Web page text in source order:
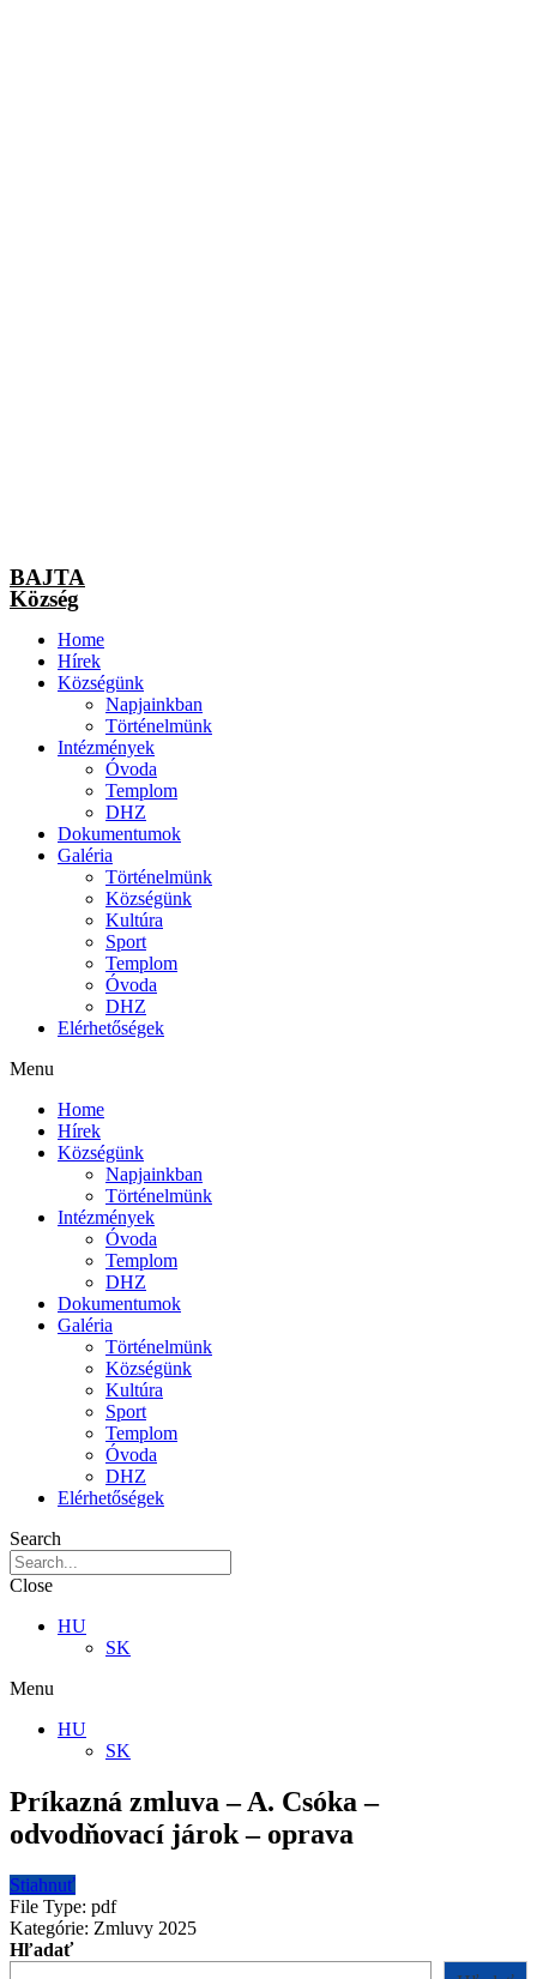
BAJTA
Község
Home
Hírek
Községünk
Napjainkban
Történelmünk
Intézmények
Óvoda
Templom
DHZ
Dokumentumok
Galéria
Történelmünk
Községünk
Kultúra
Sport
Templom
Óvoda
DHZ
Elérhetőségek
Menu
Home
Hírek
Községünk
Napjainkban
Történelmünk
Intézmények
Óvoda
Templom
DHZ
Dokumentumok
Galéria
Történelmünk
Községünk
Kultúra
Sport
Templom
Óvoda
DHZ
Elérhetőségek
Search
Close
HU
SK
Menu
HU
SK
Príkazná zmluva – A. Csóka –
odvodňovací járok – oprava
Stiahnuť
File Type: pdf
Kategórie: Zmluvy 2025
Hľadať